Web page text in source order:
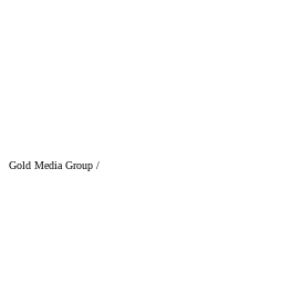
Gold Media Group /